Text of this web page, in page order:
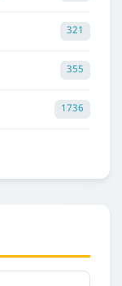
321
355
1736